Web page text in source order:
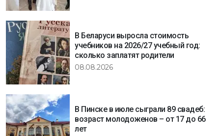
В Беларуси выросла стоимость
учебников на 2026/27 учебный год:
сколько заплатят родители
08.08.2026
В Пинске в июле сыграли 89 свадеб:
возраст молодоженов – от 17 до 66
лет